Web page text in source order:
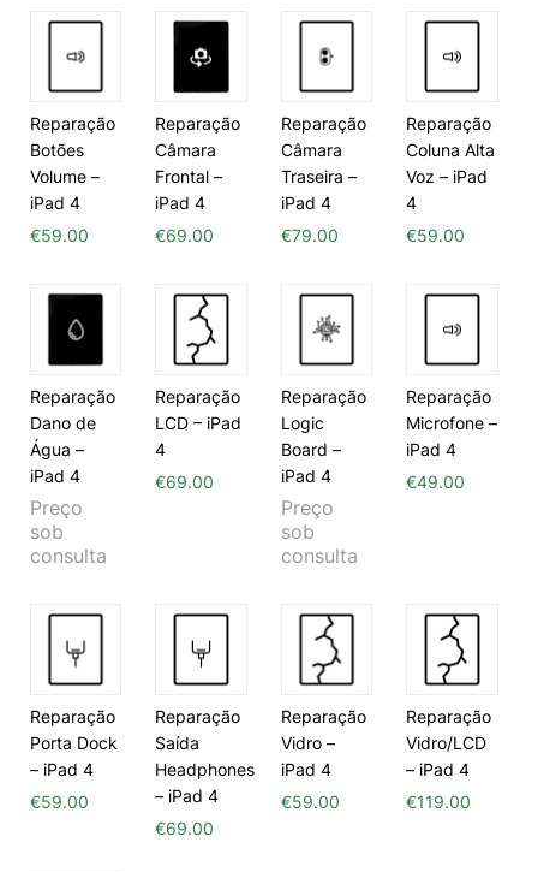
Reparação
Botões
Volume –
iPad 4
€59.00
Reparação
Câmara
Frontal –
iPad 4
€69.00
Reparação
Câmara
Traseira –
iPad 4
€79.00
Reparação
Coluna Alta
Voz – iPad
4
€59.00
Reparação
Dano de
Água –
iPad 4
Preço
sob
consulta
Reparação
LCD – iPad
4
€69.00
Reparação
Logic
Board –
iPad 4
Preço
sob
consulta
Reparação
Microfone –
iPad 4
€49.00
Reparação
Porta Dock
– iPad 4
€59.00
Reparação
Saída
Headphones
– iPad 4
€69.00
Reparação
Vidro –
iPad 4
€59.00
Reparação
Vidro/LCD
– iPad 4
€119.00